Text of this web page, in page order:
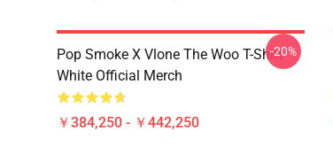
Pop Smoke X Vlone The Woo T-Shirt
White Official Merch
￥384,250 - ￥442,250
-20%